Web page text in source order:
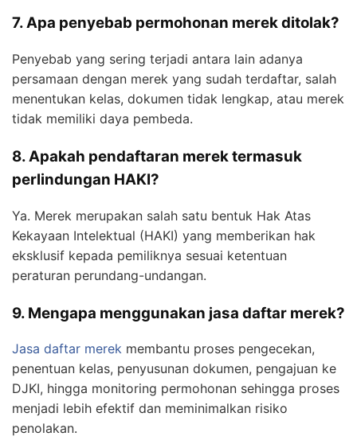
7. Apa penyebab permohonan merek ditolak?
Penyebab yang sering terjadi antara lain adanya
persamaan dengan merek yang sudah terdaftar, salah
menentukan kelas, dokumen tidak lengkap, atau merek
tidak memiliki daya pembeda.
8. Apakah pendaftaran merek termasuk
perlindungan HAKI?
Ya. Merek merupakan salah satu bentuk Hak Atas
Kekayaan Intelektual (HAKI) yang memberikan hak
eksklusif kepada pemiliknya sesuai ketentuan
peraturan perundang-undangan.
9. Mengapa menggunakan jasa daftar merek?
Jasa daftar merek membantu proses pengecekan,
penentuan kelas, penyusunan dokumen, pengajuan ke
DJKI, hingga monitoring permohonan sehingga proses
menjadi lebih efektif dan meminimalkan risiko
penolakan.